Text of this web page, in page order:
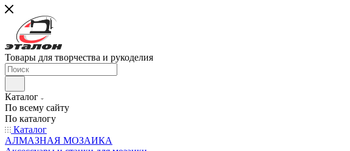
Товары для творчества и рукоделия
Каталог
По всему сайту
По каталогу
Каталог
АЛМАЗНАЯ МОЗАИКА